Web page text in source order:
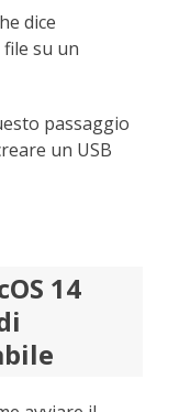
dice
su un
passaggio
un USB
14